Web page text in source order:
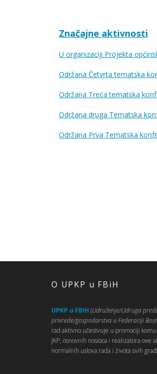
Značajne aktivnosti
U organizaciji Projekta
Održana Četvrta tematska
Održana Treća tematska
Održana druga Tematska
Održana Prva Tematska
O UPKP u FBiH
UPKP u FBIH (Udruženje/Udruga
privrede/gospodarstva u Federaciji
rad aktivno učestvuje u promociji
JKP, osnovnih nosioca i realizatora ove
normalnih uslova rada i života svih